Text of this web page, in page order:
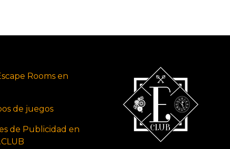
Rooms en
de juegos
de Publicidad en